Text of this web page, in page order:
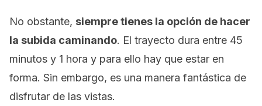
No obstante, siempre tienes la opción de hacer
la subida caminando. El trayecto dura entre 45
minutos y 1 hora y para ello hay que estar en
forma. Sin embargo, es una manera fantástica de
disfrutar de las vistas.